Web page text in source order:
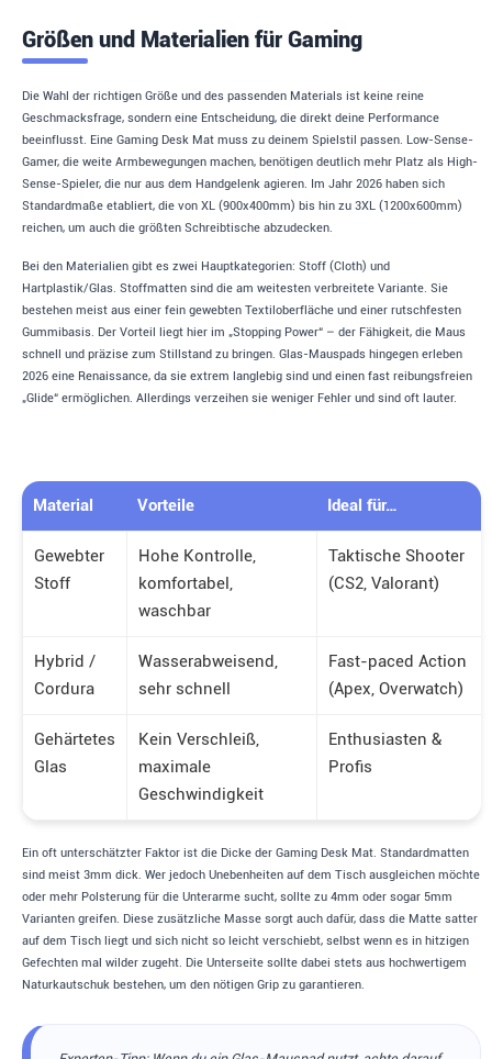
Größen und Materialien für Gaming
Die Wahl der richtigen Größe und des passenden Materials ist keine reine
Geschmacksfrage, sondern eine Entscheidung, die direkt deine Performance
beeinflusst. Eine Gaming Desk Mat muss zu deinem Spielstil passen. Low-Sense-
Gamer, die weite Armbewegungen machen, benötigen deutlich mehr Platz als High-
Sense-Spieler, die nur aus dem Handgelenk agieren. Im Jahr 2026 haben sich
Standardmaße etabliert, die von XL (900x400mm) bis hin zu 3XL (1200x600mm)
reichen, um auch die größten Schreibtische abzudecken.
Bei den Materialien gibt es zwei Hauptkategorien: Stoff (Cloth) und
Hartplastik/Glas. Stoffmatten sind die am weitesten verbreitete Variante. Sie
bestehen meist aus einer fein gewebten Textiloberfläche und einer rutschfesten
Gummibasis. Der Vorteil liegt hier im „Stopping Power“ – der Fähigkeit, die Maus
schnell und präzise zum Stillstand zu bringen. Glas-Mauspads hingegen erleben
2026 eine Renaissance, da sie extrem langlebig sind und einen fast reibungsfreien
„Glide“ ermöglichen. Allerdings verzeihen sie weniger Fehler und sind oft lauter.
Material Vorteile Ideal für…
Gewebter
Stoff
Hohe Kontrolle,
komfortabel,
waschbar
Taktische Shooter
(CS2, Valorant)
Hybrid /
Cordura
Wasserabweisend,
sehr schnell
Fast-paced Action
(Apex, Overwatch)
Gehärtetes
Glas
Kein Verschleiß,
maximale
Geschwindigkeit
Enthusiasten &
Profis
Ein oft unterschätzter Faktor ist die Dicke der Gaming Desk Mat. Standardmatten
sind meist 3mm dick. Wer jedoch Unebenheiten auf dem Tisch ausgleichen möchte
oder mehr Polsterung für die Unterarme sucht, sollte zu 4mm oder sogar 5mm
Varianten greifen. Diese zusätzliche Masse sorgt auch dafür, dass die Matte satter
auf dem Tisch liegt und sich nicht so leicht verschiebt, selbst wenn es in hitzigen
Gefechten mal wilder zugeht. Die Unterseite sollte dabei stets aus hochwertigem
Naturkautschuk bestehen, um den nötigen Grip zu garantieren.